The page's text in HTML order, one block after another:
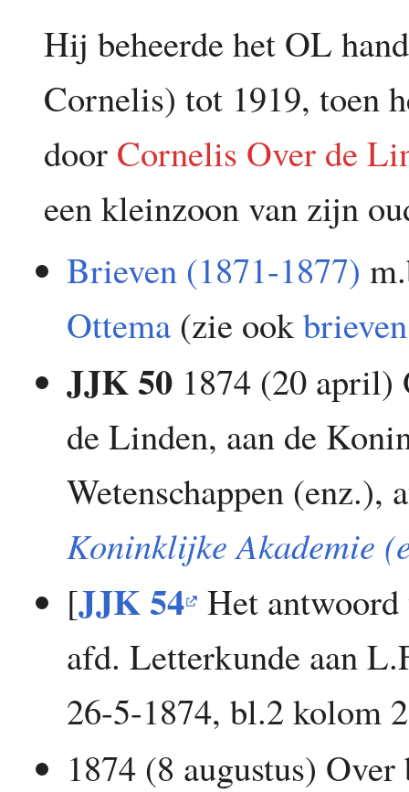
Hij beheerde het OL
Cornelis) tot 1919, toen
door Cornelis Over de
een kleinzoon van zijn
Brieven (1871-1877)
Ottema (zie ook
JJK 50 1874 (20 april)
de Linden, aan de
Wetenschappen
Koninklijke Akademie
[JJK 54 Het
afd. Letterkunde aan
26-5-1874, bl.2 kolom
1874 (8 augustus)